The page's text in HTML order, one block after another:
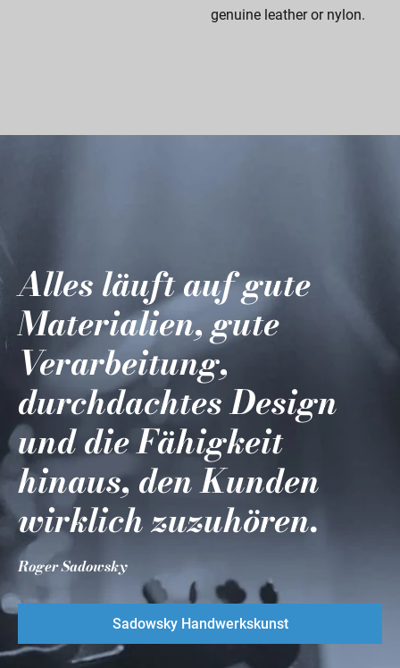
genuine leather or nylon.
Alles läuft auf gute
Materialien, gute
Verarbeitung,
durchdachtes Design
und die Fähigkeit
hinaus, den Kunden
wirklich zuzuhören.
Roger Sadowsky
Sadowsky Handwerkskunst